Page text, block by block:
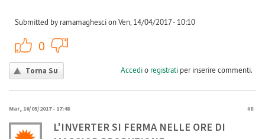
Submitted by ramamaghesci on Ven, 14/04/2017 - 10:10
0
Torna Su Accedio registratiper inserire commenti.
Mar, 16/05/2017 - 17:48 #8
L'INVERTER SI FERMA NELLE ORE DI